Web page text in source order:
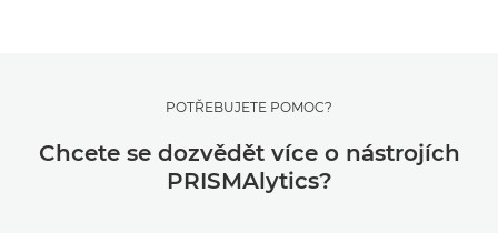
POTŘEBUJETE POMOC?
Chcete se dozvědět více o nástrojích
PRISMAlytics?